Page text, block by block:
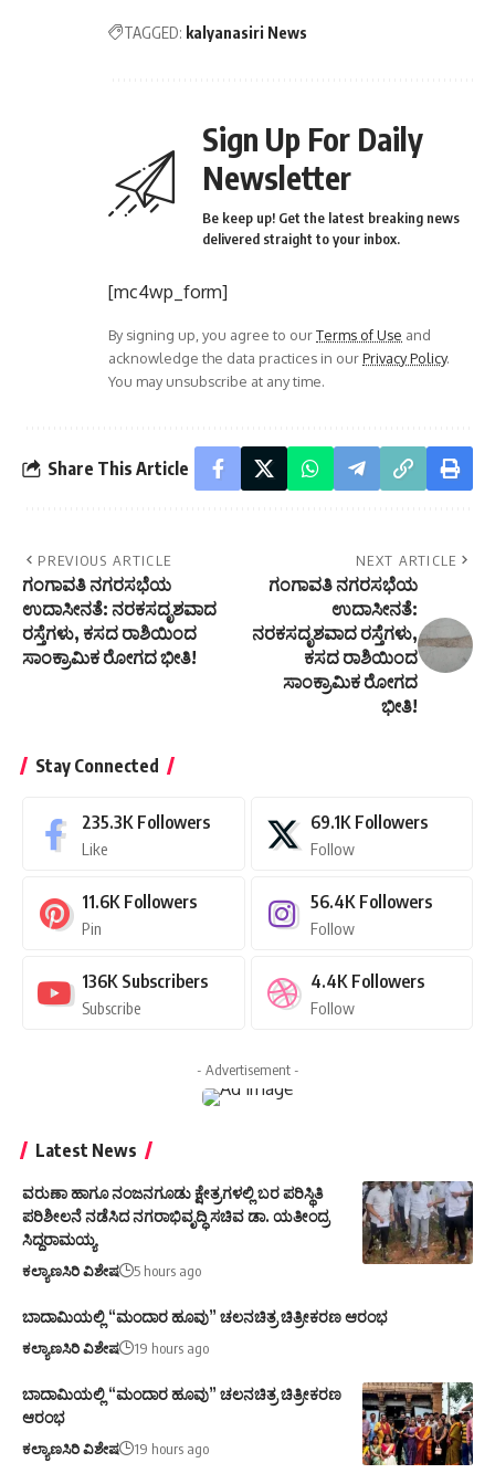
TAGGED: kalyanasiri News
Sign Up For Daily
Newsletter
Be keep up! Get the latest breaking news
delivered straight to your inbox.
[mc4wp_form]
By signing up, you agree to ourTerms of Use and
acknowledge the data practices in ourPrivacy Policy.
You may unsubscribe at any time.
Share This Article
PREVIOUS ARTICLE
ಗಂಗಾವತಿ ನಗರಸಭೆಯ
ಉದಾಸೀನತೆ: ನರಕಸದೃಶವಾದ
ರಸ್ತೆಗಳು, ಕಸದ ರಾಶಿಯಿಂದ
ಸಾಂಕ್ರಾಮಿಕ ರೋಗದ ಭೀತಿ!
NEXT ARTICLE
ಗಂಗಾವತಿ ನಗರಸಭೆಯ
ಉದಾಸೀನತೆ:
ನರಕಸದೃಶವಾದ ರಸ್ತೆಗಳು,
ಕಸದ ರಾಶಿಯಿಂದ
ಸಾಂಕ್ರಾಮಿಕ ರೋಗದ
ಭೀತಿ!
Stay Connected
235.3K Followers
Like
69.1K Followers
Follow
11.6K Followers
Pin
56.4K Followers
Follow
136K Subscribers
Subscribe
4.4K Followers
Follow
- Advertisement -
Latest News
ವರುಣಾ ಹಾಗೂ ನಂಜನಗೂಡು ಕ್ಷೇತ್ರಗಳಲ್ಲಿ ಬರ ಪರಿಸ್ಥಿತಿ
ಪರಿಶೀಲನೆ ನಡೆಸಿದ ನಗರಾಭಿವೃದ್ಧಿ ಸಚಿವ ಡಾ. ಯತೀಂದ್ರ
ಸಿದ್ದರಾಮಯ್ಯ
ಕಲ್ಯಾಣಸಿರಿ ವಿಶೇಷ 5 hours ago
ಬಾದಾಮಿಯಲ್ಲಿ “ಮಂದಾರ ಹೂವು” ಚಲನಚಿತ್ರ ಚಿತ್ರೀಕರಣ ಆರಂಭ
ಕಲ್ಯಾಣಸಿರಿ ವಿಶೇಷ 19 hours ago
ಬಾದಾಮಿಯಲ್ಲಿ “ಮಂದಾರ ಹೂವು” ಚಲನಚಿತ್ರ ಚಿತ್ರೀಕರಣ
ಆರಂಭ
ಕಲ್ಯಾಣಸಿರಿ ವಿಶೇಷ 19 hours ago